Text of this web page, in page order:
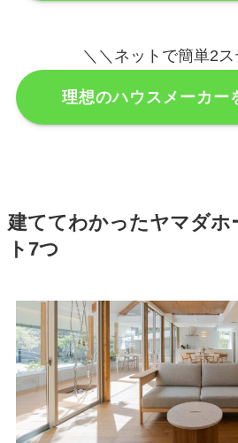
＼＼ネットで簡単2ス
理想のハウスメーカー
建ててわかったヤマダホ
ト7つ